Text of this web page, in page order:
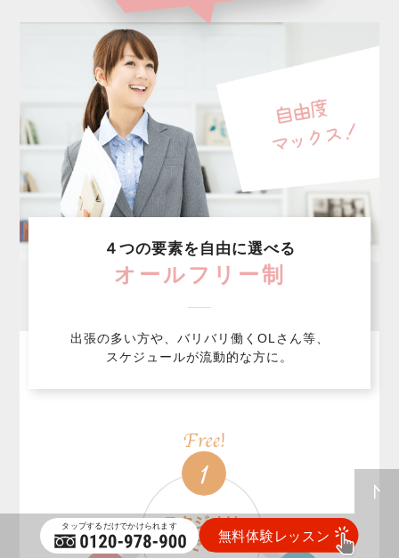
４つの要素を自由に選べる
オールフリー制
出張の多い方や、バリバリ働くOLさん等、
スケジュールが流動的な方に。